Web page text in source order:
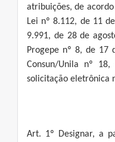
atribuições, de
Lei nº 8.112, de 11
9.991, de 28 de
Progepe nº 8, de 17
Consun/Unila nº
solicitação eletrônica
Art. 1º Designar, a